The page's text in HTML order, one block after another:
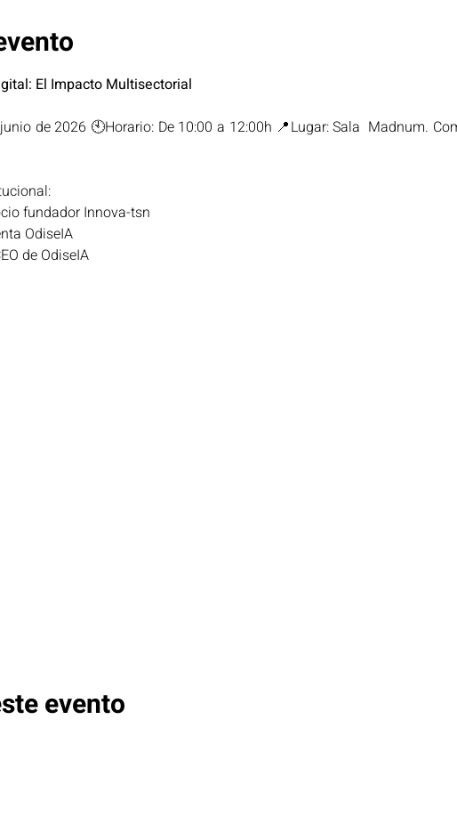
El Impacto Multisectorial
de 2026 🕙Horario: De 10:00 a 12:00h 📍Lugar: Sala  Madnum.
fundador Innova-tsn
OdiseIA
de OdiseIA
evento